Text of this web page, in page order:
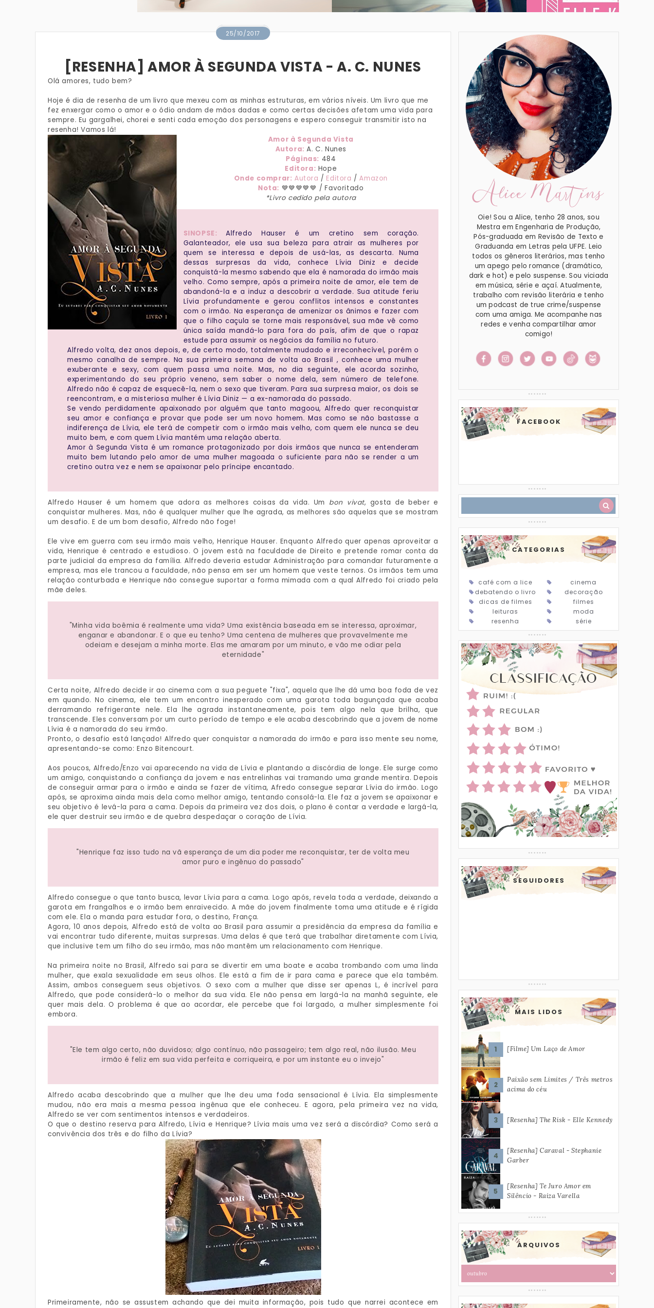
25/10/2017
[RESENHA] AMOR À SEGUNDA VISTA - A. C. NUNES
Olá amores, tudo bem?
Hoje é dia de resenha de um livro que mexeu com as minhas estruturas, em vários níveis. Um livro que me
fez enxergar como o amor e o ódio andam de mãos dadas e como certas decisões afetam uma vida para
sempre. Eu gargalhei, chorei e senti cada emoção dos personagens e espero conseguir transmitir isto na
resenha! Vamos lá!
Amor à Segunda Vista
Autora: A. C. Nunes
Páginas: 484
Editora: Hope
Onde comprar: Autora / Editora /Amazon
Nota: 💙💙💙💙💙 / Favoritado
*Livro cedido pela autora
SINOPSE:Alfredo Hauser é um cretino sem coração.
Galanteador, ele usa sua beleza para atrair as mulheres por
quem se interessa e depois de usá-las, as descarta. Numa
dessas surpresas da vida, conhece Lívia Diniz e decide
conquistá-la mesmo sabendo que ela é namorada do irmão mais
velho. Como sempre, após a primeira noite de amor, ele tem de
abandoná-la e a induz a descobrir a verdade. Sua atitude feriu
Lívia profundamente e gerou conflitos intensos e constantes
com o irmão. Na esperança de amenizar os ânimos e fazer com
que o filho caçula se torne mais responsável, sua mãe vê como
única saída mandá-lo para fora do país, afim de que o rapaz
estude para assumir os negócios da família no futuro.
Alfredo volta, dez anos depois, e, de certo modo, totalmente mudado e irreconhecível, porém o
mesmo canalha de sempre. Na sua primeira semana de volta ao Brasil , conhece uma mulher
exuberante e sexy, com quem passa uma noite. Mas, no dia seguinte, ele acorda sozinho,
experimentando do seu próprio veneno, sem saber o nome dela, sem número de telefone.
Alfredo não é capaz de esquecê-la, nem o sexo que tiveram. Para sua surpresa maior, os dois se
reencontram, e a misteriosa mulher é Lívia Diniz — a ex-namorada do passado.
Se vendo perdidamente apaixonado por alguém que tanto magoou, Alfredo quer reconquistar
seu amor e confiança e provar que pode ser um novo homem. Mas como se não bastasse a
indiferença de Lívia, ele terá de competir com o irmão mais velho, com quem ele nunca se deu
muito bem, e com quem Lívia mantém uma relação aberta.
Amor à Segunda Vista é um romance protagonizado por dois irmãos que nunca se entenderam
muito bem lutando pelo amor de uma mulher magoada o suficiente para não se render a um
cretino outra vez e nem se apaixonar pelo príncipe encantado.
Alfredo Hauser é um homem que adora as melhores coisas da vida. Um bon vivat, gosta de beber e
conquistar mulheres. Mas, não é qualquer mulher que lhe agrada, as melhores são aquelas que se mostram
um desafio. E de um bom desafio, Alfredo não foge!
Ele vive em guerra com seu irmão mais velho, Henrique Hauser. Enquanto Alfredo quer apenas aproveitar a
vida, Henrique é centrado e estudioso. O jovem está na faculdade de Direito e pretende romar conta da
parte judicial da empresa da família. Alfredo deveria estudar Administração para comandar futuramente a
empresa, mas ele trancou a faculdade, não pensa em ser um homem que veste ternos. Os irmãos tem uma
relação conturbada e Henrique não consegue suportar a forma mimada com a qual Alfredo foi criado pela
mãe deles.
"Minha vida boêmia é realmente uma vida? Uma existência baseada em se interessa, aproximar,
enganar e abandonar. E o que eu tenho? Uma centena de mulheres que provavelmente me
odeiam e desejam a minha morte. Elas me amaram por um minuto, e vão me odiar pela
eternidade"
Certa noite, Alfredo decide ir ao cinema com a sua peguete "fixa", aquela que lhe dá uma boa foda de vez
em quando. No cinema, ele tem um encontro inesperado com uma garota toda bagunçada que acaba
derramando refrigerante nele. Ela lhe agrada instantaneamente, pois tem algo nela que brilha, que
transcende. Eles conversam por um curto período de tempo e ele acaba descobrindo que a jovem de nome
Lívia é a namorada do seu irmão.
Pronto, o desafio está lançado! Alfredo quer conquistar a namorada do irmão e para isso mente seu nome,
apresentando-se como: Enzo Bitencourt.
Aos poucos, Alfredo/Enzo vai aparecendo na vida de Lívia e plantando a discórdia de longe. Ele surge como
um amigo, conquistando a confiança da jovem e nas entrelinhas vai tramando uma grande mentira. Depois
de conseguir armar para o irmão e ainda se fazer de vítima, Afredo consegue separar Lívia do irmão. Logo
após, se aproxima ainda mais dela como melhor amigo, tentando consolá-la. Ele faz a jovem se apaixonar e
seu objetivo é levá-la para a cama. Depois da primeira vez dos dois, o plano é contar a verdade e largá-la,
ele quer destruir seu irmão e de quebra despedaçar o coração de Lívia.
"Henrique faz isso tudo na vã esperança de um dia poder me reconquistar, ter de volta meu
amor puro e ingênuo do passado"
Alfredo consegue o que tanto busca, levar Lívia para a cama. Logo após, revela toda a verdade, deixando a
garota em frangalhos e o irmão bem enraivecido. A mãe do jovem finalmente toma uma atitude e é rígida
com ele. Ela o manda para estudar fora, o destino, França.
Agora, 10 anos depois, Alfredo está de volta ao Brasil para assumir a presidência da empresa da família e
vai encontrar tudo diferente, muitas surpresas. Uma delas é que terá que trabalhar diretamente com Lívia,
que inclusive tem um filho do seu irmão, mas não mantêm um relacionamento com Henrique.
Na primeira noite no Brasil, Alfredo sai para se divertir em uma boate e acaba trombando com uma linda
mulher, que exala sexualidade em seus olhos. Ele está a fim de ir para cama e parece que ela também.
Assim, ambos conseguem seus objetivos. O sexo com a mulher que disse ser apenas L, é incrível para
Alfredo, que pode considerá-lo o melhor da sua vida. Ele não pensa em largá-la na manhã seguinte, ele
quer mais dela. O problema é que ao acordar, ele percebe que foi largado, a mulher simplesmente foi
embora.
"Ele tem algo certo, não duvidoso; algo contínuo, não passageiro; tem algo real, não ilusão. Meu
irmão é feliz em sua vida perfeita e corriqueira, e por um instante eu o invejo"
Alfredo acaba descobrindo que a mulher que lhe deu uma foda sensacional é Lívia. Ela simplesmente
mudou, não era mais a mesma pessoa ingênua que ele conheceu. E agora, pela primeira vez na vida,
Alfredo se ver com sentimentos intensos e verdadeiros.
O que o destino reserva para Alfredo, Lívia e Henrique? Lívia mais uma vez será a discórdia? Como será a
convivência dos três e do filho da Lívia?
Primeiramente, não se assustem achando que dei muita informação, pois tudo que narrei acontece em
Alice Martins
Oie! Sou a Alice, tenho 28 anos, sou
Mestra em Engenharia de Produção,
Pós-graduada em Revisão de Texto e
Graduanda em Letras pela UFPE. Leio
todos os gêneros literários, mas tenho
um apego pelo romance (dramático,
dark e hot) e pelo suspense. Sou viciada
em música, série e açaí. Atualmente,
trabalho com revisão literária e tenho
um podcast de true crime/suspense
com uma amiga. Me acompanhe nas
redes e venha compartilhar amor
comigo!
FACEBOOK
CATEGORIAS
café com a lice
cinema
debatendo o livro
decoração
dicas de filmes
filmes
leituras
moda
resenha
série
SEGUIDORES
MAIS LIDOS
[Filme] Um Laço de Amor
Paixão sem Limites / Três metros
acima do céu
[Resenha] The Risk - Elle Kennedy
[Resenha] Caraval - Stephanie
Garber
[Resenha] Te Juro Amor em
Silêncio - Raiza Varella
ARQUIVOS